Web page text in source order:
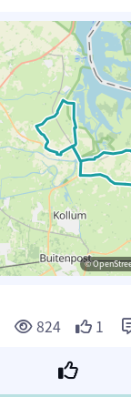
©
824 1